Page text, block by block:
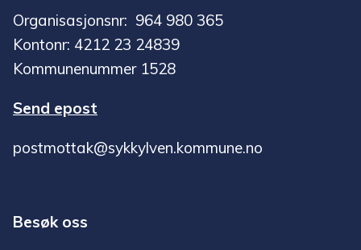
Organisasjonsnr: 964 980 365
Kontonr: 4212 23 24839
Kommunenummer 1528
Send epost
postmottak@sykkylven.kommune.no
Besøk oss